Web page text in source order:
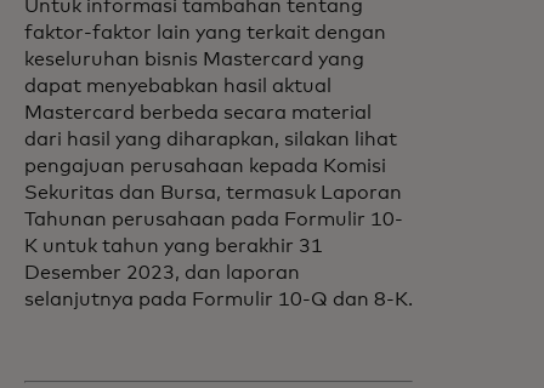
Untuk informasi tambahan tentang
faktor-faktor lain yang terkait dengan
keseluruhan bisnis Mastercard yang
dapat menyebabkan hasil aktual
Mastercard berbeda secara material
dari hasil yang diharapkan, silakan lihat
pengajuan perusahaan kepada Komisi
Sekuritas dan Bursa, termasuk Laporan
Tahunan perusahaan pada Formulir 10-
K untuk tahun yang berakhir 31
Desember 2023, dan laporan
selanjutnya pada Formulir 10-Q dan 8-K.